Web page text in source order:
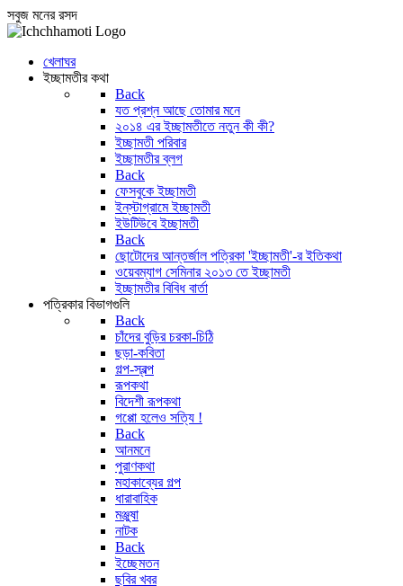
সবুজ মনের রসদ
খেলাঘর
ইচ্ছামতীর কথা
Back
যত প্রশ্ন আছে তোমার মনে
২০১৪ এর ইচ্ছামতীতে নতুন কী কী?
ইচ্ছামতী পরিবার
ইচ্ছামতীর ব্লগ
Back
ফেসবুকে ইচ্ছামতী
ইন্‌স্টাগ্রামে ইচ্ছামতী
ইউটিউবে ইচ্ছামতী
Back
ছোটোদের আন্তর্জাল পত্রিকা 'ইচ্ছামতী'-র ইতিকথা
ওয়েবম্যাগ সেমিনার ২০১৩ তে ইচ্ছামতী
ইচ্ছামতীর বিবিধ বার্তা
পত্রিকার বিভাগগুলি
Back
চাঁদের বুড়ির চরকা-চিঠি
ছড়া-কবিতা
গল্প-স্বল্প
রূপকথা
বিদেশী রূপকথা
গপ্পো হলেও সত্যি !
Back
আনমনে
পুরাণকথা
মহাকাব্যের গল্প
ধারাবাহিক
মঞ্জুষা
নাটক
Back
ইচ্ছেমতন
ছবির খবর